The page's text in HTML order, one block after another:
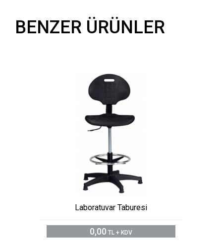
BENZER ÜRÜNLER
Laboratuvar Taburesi
0,00 TL + KDV